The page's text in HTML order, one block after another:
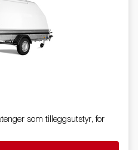
som tilleggsutstyr, for